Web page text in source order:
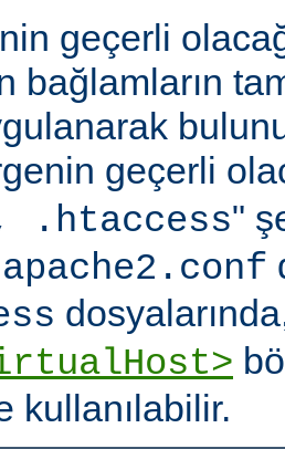
geçerli
bağlamların
geçerli
.htaccess"
apache2.conf
kullanılabilir.